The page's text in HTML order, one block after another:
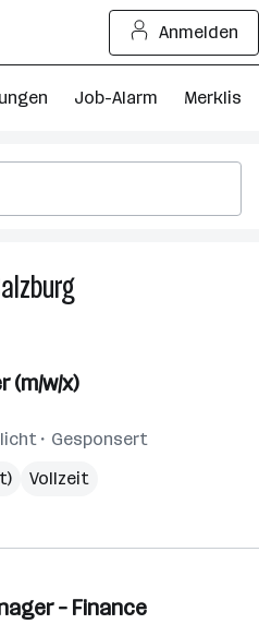
Anmelden
Job-Alarm Merkliste
Mehr
als
in
(m/w/x)
Gesponsert
Vollzeit
– Finance